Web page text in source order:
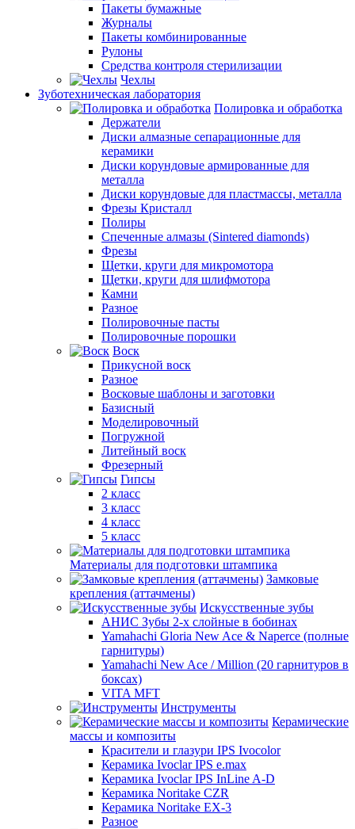
Пакеты бумажные
Журналы
Пакеты комбинированные
Рулоны
Средства контроля стерилизации
Чехлы
Зуботехническая лаборатория
Полировка и обработка
Держатели
Диски алмазные сепарационные для
керамики
Диски корундовые армированные для
металла
Диски корундовые для пластмассы, металла
Фрезы Кристалл
Полиры
Спеченные алмазы (Sintered diamonds)
Фрезы
Щетки, круги для микромотора
Щетки, круги для шлифмотора
Камни
Разное
Полировочные пасты
Полировочные порошки
Воск
Прикусной воск
Разное
Восковые шаблоны и заготовки
Базисный
Моделировочный
Погружной
Литейный воск
Фрезерный
Гипсы
2 класс
3 класс
4 класс
5 класс
Материалы для подготовки штампика
Замковые
крепления (аттачмены)
Искусственные зубы
АНИС Зубы 2-х слойные в бобинах
Yamahachi Gloria New Ace & Naperce (полные
гарнитуры)
Yamahachi New Ace / Million (20 гарнитуров в
боксах)
VITA MFT
Инструменты
Керамические
массы и композиты
Красители и глазури IPS Ivocolor
Керамика Ivoclar IPS e.max
Керамика Ivoclar IPS InLine A-D
Керамика Noritake CZR
Керамика Noritake EX-3
Разное